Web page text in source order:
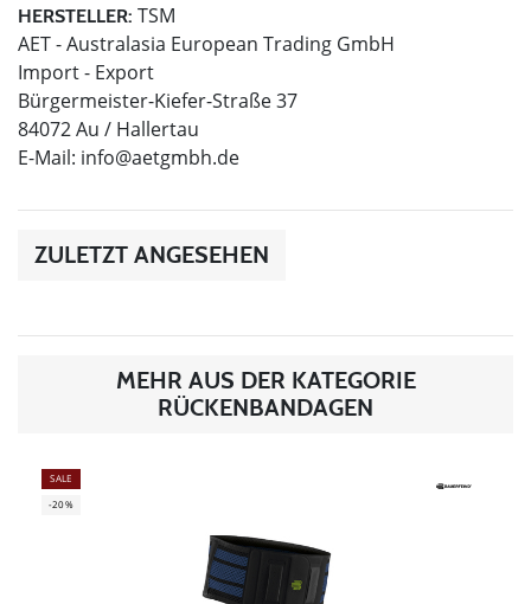
HERSTELLER: TSM
AET - Australasia European Trading GmbH
Import - Export
Bürgermeister-Kiefer-Straße 37
84072 Au / Hallertau
E-Mail: info@aetgmbh.de
ZULETZT ANGESEHEN
MEHR AUS DER KATEGORIE
RÜCKENBANDAGEN
SALE
-20%